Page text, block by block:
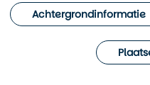
Achtergrondinformatie